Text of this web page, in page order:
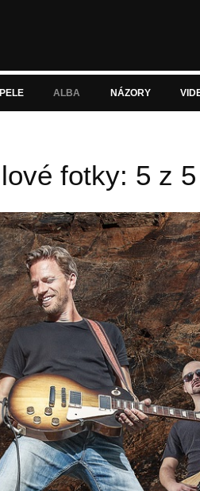
ALBA NÁZORY
fotky: 5 z 5